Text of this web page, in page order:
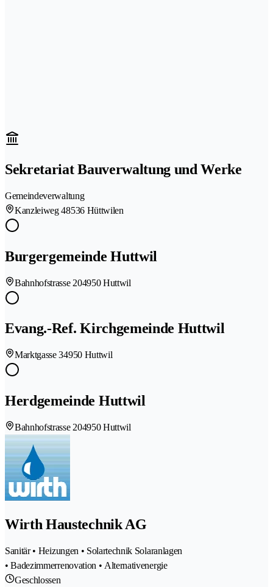
Sekretariat Bauverwaltung und Werke
Gemeindeverwaltung
Kanzleiweg 48536 Hüttwilen
Burgergemeinde Huttwil
Bahnhofstrasse 204950 Huttwil
Evang.-Ref. Kirchgemeinde Huttwil
Marktgasse 34950 Huttwil
Herdgemeinde Huttwil
Bahnhofstrasse 204950 Huttwil
Wirth Haustechnik AG
Sanitär • Heizungen • Solartechnik Solaranlagen
• Badezimmerrenovation • Alternativenergie
Geschlossen